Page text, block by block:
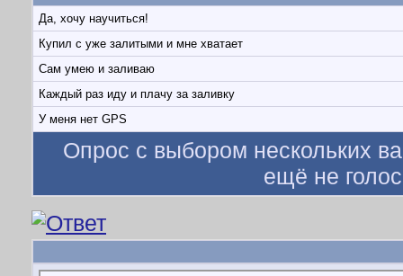
Да, хочу научиться!
Купил с уже залитыми и мне хватает
Сам умею и заливаю
Каждый раз иду и плачу за заливку
У меня нет GPS
Опрос с выбором нескольких
ещё не